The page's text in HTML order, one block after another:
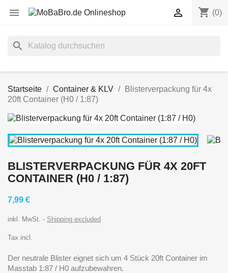
 shopping_cart (0)

search
Startseite Container & KLV
Blisterverpackung für 4x
20ft Container (H0 / 1:87)
BLISTERVERPACKUNG FÜR 4X 20FT
CONTAINER (H0 / 1:87)
7,99 €
inkl. MwSt. Shipping excluded
Tax incl.
Der neutrale Blister eignet sich um 4 Stück 20ft Container im
Masstab 1:87 / H0 aufzubewahren.